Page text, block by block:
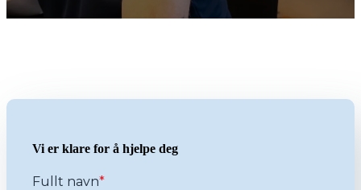
Vi er klare for å hjelpe deg
Fullt navn*